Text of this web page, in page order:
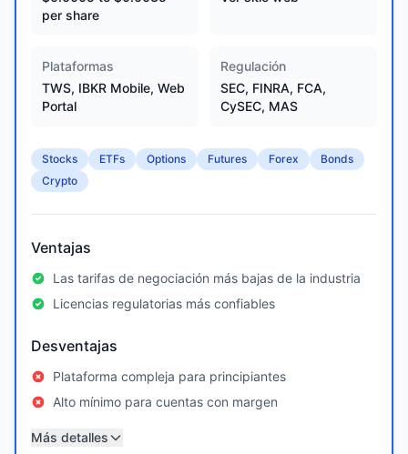
per share
Plataformas
TWS, IBKR Mobile, Web
Portal
Regulación
SEC, FINRA, FCA,
CySEC, MAS
Stocks ETFs Options Futures Forex
Bonds
Crypto
Ventajas
Las tarifas de negociación más bajas de la industria
Licencias regulatorias más confiables
Desventajas
Plataforma compleja para principiantes
Alto mínimo para cuentas con margen
Más detalles